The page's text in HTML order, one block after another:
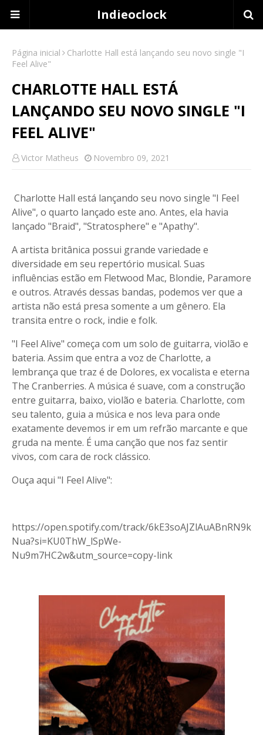
Indieoclock
Página inicial
Charlotte Hall está lançando seu novo single "I
Feel Alive"
CHARLOTTE HALL ESTÁ
LANÇANDO SEU NOVO SINGLE "I
FEEL ALIVE"
Victor Matheus Novembro 09, 2021
Charlotte Hall está lançando seu novo single "I Feel
Alive", o quarto lançado este ano. Antes, ela havia
lançado "Braid", "Stratosphere" e "Apathy".
A artista britânica possui grande variedade e
diversidade em seu repertório musical. Suas
influências estão em Fletwood Mac, Blondie, Paramore
e outros. Através dessas bandas, podemos ver que a
artista não está presa somente a um gênero. Ela
transita entre o rock, indie e folk.
"I Feel Alive" começa com um solo de guitarra, violão e
bateria. Assim que entra a voz de Charlotte, a
lembrança que traz é de Dolores, ex vocalista e eterna
The Cranberries. A música é suave, com a construção
entre guitarra, baixo, violão e bateria. Charlotte, com
seu talento, guia a música e nos leva para onde
exatamente devemos ir em um refrão marcante e que
gruda na mente. É uma canção que nos faz sentir
vivos, com cara de rock clássico.
Ouça aqui "I Feel Alive":
https://open.spotify.com/track/6kE3soAJZlAuABnRN9k
Nua?si=KU0ThW_lSpWe-
Nu9m7HC2w&utm_source=copy-link